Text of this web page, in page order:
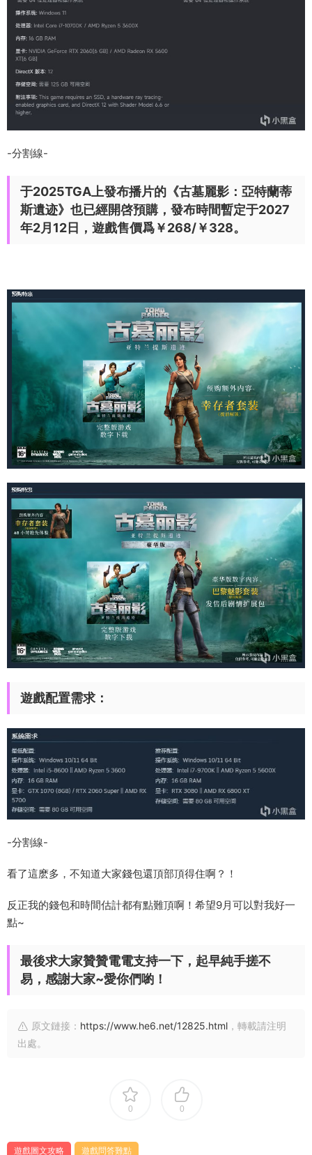
-分割線-
于2025TGA上發布播片的《古墓麗影：亞特蘭蒂
斯遺迹》也已經開啓預購，發布時間暫定于2027
年2月12日，遊戲售價爲￥268/￥328。
遊戲配置需求：
-分割線-
看了這麽多，不知道大家錢包還頂部頂得住啊？！
反正我的錢包和時間估計都有點難頂啊！希望9月可以對我好一
點~
最後求大家贊贊電電支持一下，起早純手搓不
易，感謝大家~愛你們喲！
原文鏈接： https://www.he6.net/12825.html ，轉載請注明
出處。
0 0
遊戲圖文攻略 遊戲問答難點